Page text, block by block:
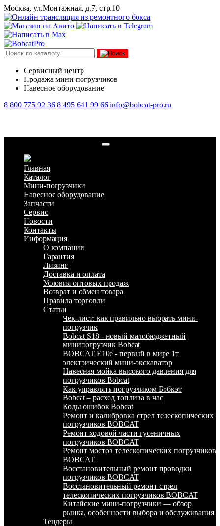
Москва, ул.Монтажная, д.7, стр.10
Сервисный центр
Продажа мини погрузчиков
Навесное оборудование
8 800 775 92 36 8 495 641 99 66 info@bobcat-pro.ru
Главная
Каталог
Мини-погрузчики
Навесное оборудование
Запчасти
Сервис
Новости
Контакты
Информация
О компании
Гарантия
Лизинг
Доставка и оплата
Условия оптовых продаж
Возврат и обмен товара
Правила торговли
Статьи
Чек-лист: как правильно выбрать мини-
погрузчик
Bobcat S18 - новый малобюджетный
минипогрузчик Bobcat
BOBCAT E10e - первый в мире 1т
электрический мини-экскаватор
Навесная мойка высокого давления для
погрузчиков Bobcat
Как управлять погрузчиком Бобкэт
Bobcat – расход топлива в час
Коды ошибок Bobcat
Ремонт и калибровка стрел телескопических
погрузчиков BOBCAT
Ремонт ходовой части гусеничных
погрузчиков BOBCAT
Ремонт мостов телескопических погрузчиков
BOBCAT
Восстановительный ремонт проводки
погрузчиков BOBCAT
Восстановительный ремонт стрел
телескопических погрузчиков BOBCAT
Китайские мини-погрузчики — обзор
рынка, особенности выбора и обслуживания
Тендеры